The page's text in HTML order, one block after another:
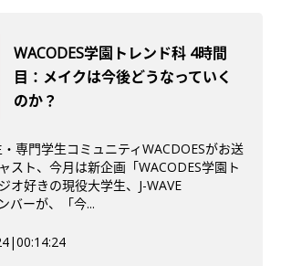
WACODES学園トレンド科 4時間
目：メイクは今後どうなっていく
のか？
・専門学生コミュニティWACDOESがお送
スト、今月は新企画「WACODES学園ト
オ好きの現役大学生、J-WAVE
バーが、「今...
|00:14:24